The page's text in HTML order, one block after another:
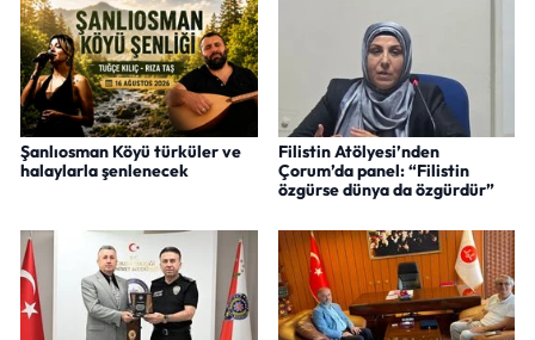
Şanlıosman Köyü türküler ve
halaylarla şenlenecek
Filistin Atölyesi’nden
Çorum’da panel: “Filistin
özgürse dünya da özgürdür”